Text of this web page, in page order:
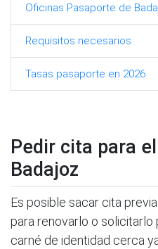
Oficinas Pasaporte de
Requisitos necesarios
Tasas pasaporte en 2026
Pedir cita para
Badajoz
Es posible sacar cita
para renovarlo o solicitarlo
carné de identidad cerca